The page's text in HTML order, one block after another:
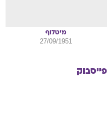
מיטלוף
27/09/1951
פייסבוק